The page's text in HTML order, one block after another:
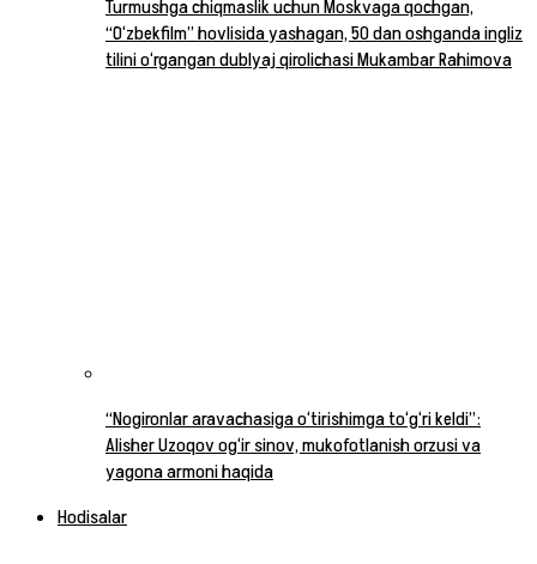
Turmushga chiqmaslik uchun Moskvaga qochgan,
“O‘zbekfilm” hovlisida yashagan, 50 dan oshganda ingliz
tilini o‘rgangan dublyaj qirolichasi Mukambar Rahimova
“Nogironlar aravachasiga o‘tirishimga to‘g‘ri keldi”:
Alisher Uzoqov og‘ir sinov, mukofotlanish orzusi va
yagona armoni haqida
Hodisalar